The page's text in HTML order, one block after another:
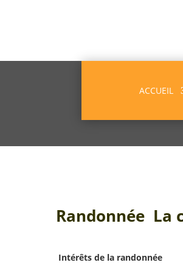
ACCUEIL
Randonnée La
Intérêts de la randonnée